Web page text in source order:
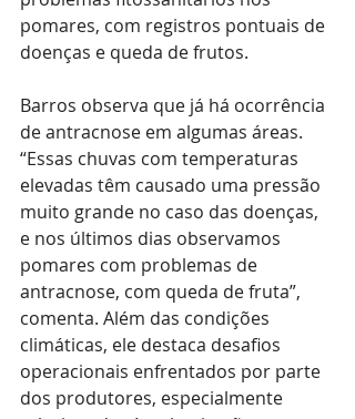
pomares, com registros pontuais de
doenças e queda de frutos.
Barros observa que já há ocorrência
de antracnose em algumas áreas.
“Essas chuvas com temperaturas
elevadas têm causado uma pressão
muito grande no caso das doenças,
e nos últimos dias observamos
pomares com problemas de
antracnose, com queda de fruta”,
comenta. Além das condições
climáticas, ele destaca desafios
operacionais enfrentados por parte
dos produtores, especialmente